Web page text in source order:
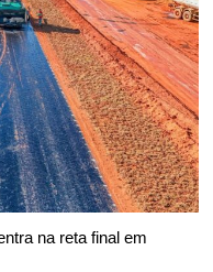
na reta final em